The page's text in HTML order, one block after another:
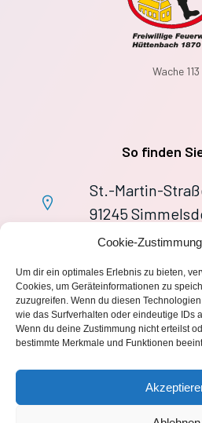
Cookie-
Um dir ein optimales Erlebnis zu bieten,
Cookies, um Geräteinformationen zu
zuzugreifen. Wenn du diesen
wie das Surfverhalten oder eindeutige IDs
Wenn du deine Zustimmung nicht erteilst
bestimmte Merkmale und Funktionen
Wache 113
So finden
St.-Martin-
91245
+49
wache113@ff-